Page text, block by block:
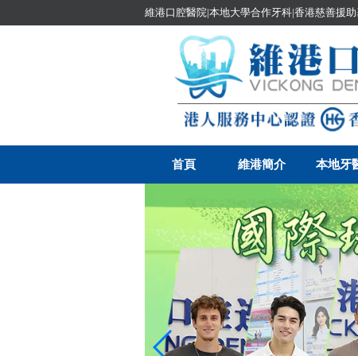
維港口腔醫院|本地大學合作牙科|香港慈善援
首頁 維港簡介 本地牙